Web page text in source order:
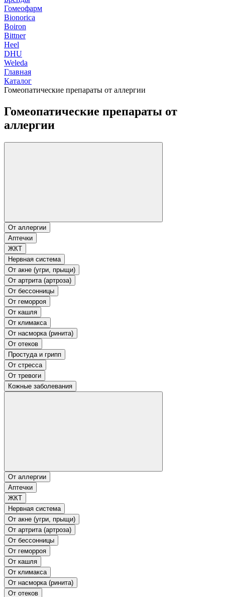
Гомеофарм
Bionorica
Boiron
Bittner
Heel
DHU
Weleda
Главная
Каталог
Гомеопатические препараты от аллергии
Гомеопатические препараты от
аллергии
От аллергии
Аптечки
ЖКТ
Нервная система
От акне (угри, прыщи)
От артрита (артроза)
От бессонницы
От геморроя
От кашля
От климакса
От насморка (ринита)
От отеков
Простуда и грипп
От стресса
От тревоги
Кожные заболевания
От аллергии
Аптечки
ЖКТ
Нервная система
От акне (угри, прыщи)
От артрита (артроза)
От бессонницы
От геморроя
От кашля
От климакса
От насморка (ринита)
От отеков